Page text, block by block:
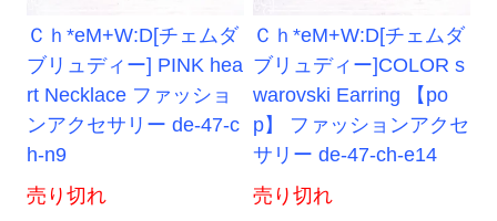
Ｃｈ*eM+W:D[チェムダ
ブリュディー] PINK hea
rt Necklace ファッショ
ンアクセサリー de-47-c
h-n9
売り切れ
Ｃｈ*eM+W:D[チェムダ
ブリュディー]COLOR s
warovski Earring 【po
p】 ファッションアクセ
サリー de-47-ch-e14
売り切れ